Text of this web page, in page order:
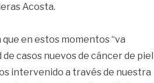
Acosta.
en estos momentos “va
casos nuevos de cáncer de piel
intervenido a través de nuestra